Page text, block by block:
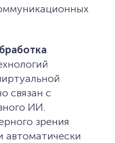
связан с
ИИ.
зрения
автоматически